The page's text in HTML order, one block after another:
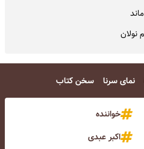
نولان
نمای سرنا سخن کتاب
خواننده
اکبر عبدی